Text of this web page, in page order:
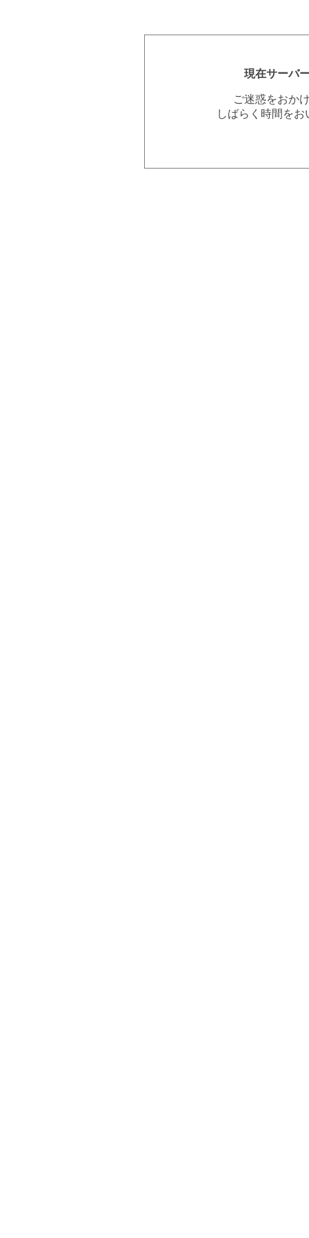
現在サーバ
ご迷惑をおか
しばらく時間を